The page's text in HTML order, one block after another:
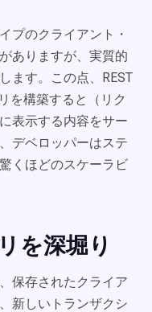
プのクライアント・
ありますが、実質的
ます。この点、REST
を構築すると（リク
表示する内容をサー
デベロッパーはステ
くほどのスケーラビ
を深堀り
保存されたクライア
新しいトランザクシ